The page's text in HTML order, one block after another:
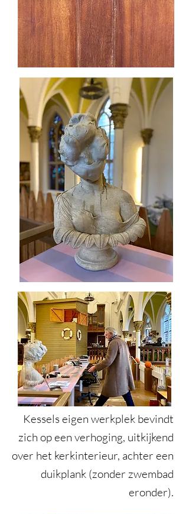
Kessels eigen werkplek bevindt
zich op een verhoging, uitkijkend
over het kerkinterieur, achter een
duikplank (zonder zwembad
eronder).